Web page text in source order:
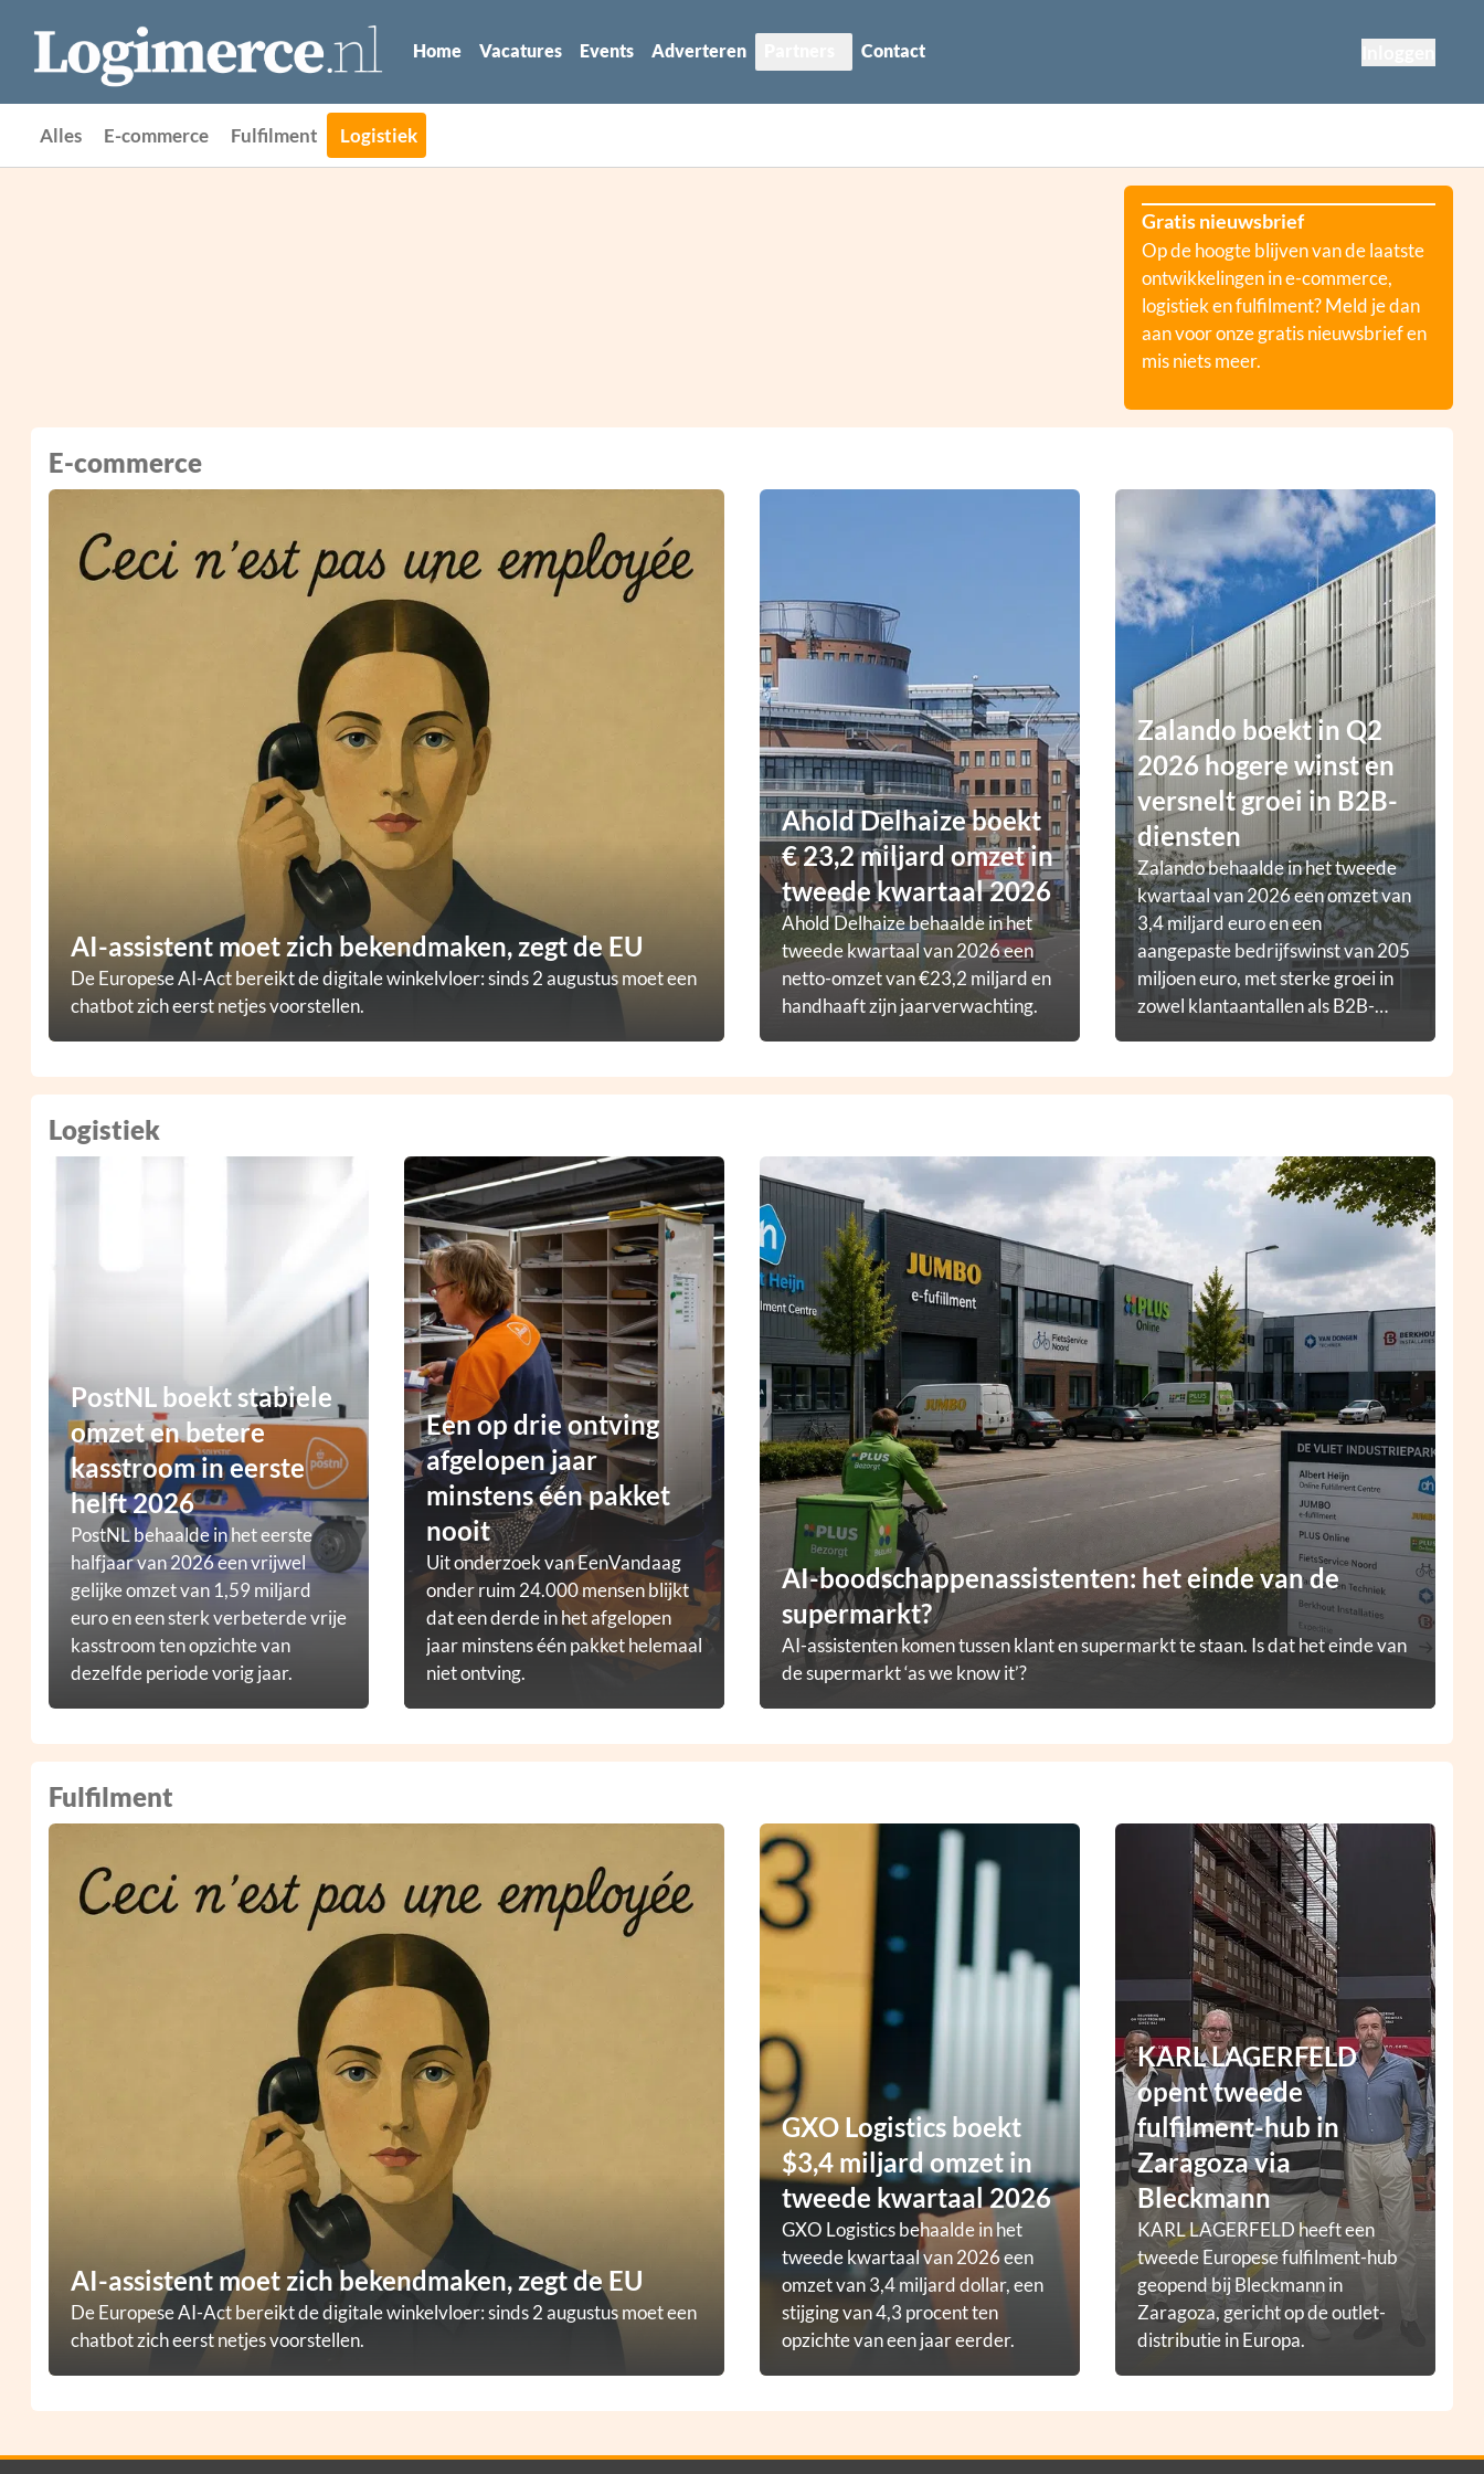
Home Vacatures Events Adverteren Contact
Alles E-commerce Fulfilment Logistiek
Gratis nieuwsbrief
Op de hoogte blijven van de laatste
ontwikkelingen in e-commerce,
logistiek en fulfilment? Meld je dan
aan voor onze gratis nieuwsbrief en
mis niets meer.
E-commerce
AI-assistent moet zich bekendmaken, zegt de EU
De Europese AI-Act bereikt de digitale winkelvloer: sinds 2 augustus moet een
chatbot zich eerst netjes voorstellen.
Ahold Delhaize boekt
€ 23,2 miljard omzet in
tweede kwartaal 2026
Ahold Delhaize behaalde in het
tweede kwartaal van 2026 een
netto-omzet van €23,2 miljard en
handhaaft zijn jaarverwachting.
Zalando boekt in Q2
2026 hogere winst en
versnelt groei in B2B-
diensten
Zalando behaalde in het tweede
kwartaal van 2026 een omzet van
3,4 miljard euro en een
aangepaste bedrijfswinst van 205
miljoen euro, met sterke groei in
zowel klantaantallen als B2B-
Logistiek
AI-boodschappenassistenten: het einde van de
supermarkt?
AI-assistenten komen tussen klant en supermarkt te staan. Is dat het einde van
de supermarkt ‘as we know it’?
PostNL boekt stabiele
omzet en betere
kasstroom in eerste
helft 2026
PostNL behaalde in het eerste
halfjaar van 2026 een vrijwel
gelijke omzet van 1,59 miljard
euro en een sterk verbeterde vrije
kasstroom ten opzichte van
dezelfde periode vorig jaar.
Een op drie ontving
afgelopen jaar
minstens één pakket
nooit
Uit onderzoek van EenVandaag
onder ruim 24.000 mensen blijkt
dat een derde in het afgelopen
jaar minstens één pakket helemaal
niet ontving.
Fulfilment
AI-assistent moet zich bekendmaken, zegt de EU
De Europese AI-Act bereikt de digitale winkelvloer: sinds 2 augustus moet een
chatbot zich eerst netjes voorstellen.
GXO Logistics boekt
$3,4 miljard omzet in
tweede kwartaal 2026
GXO Logistics behaalde in het
tweede kwartaal van 2026 een
omzet van 3,4 miljard dollar, een
stijging van 4,3 procent ten
opzichte van een jaar eerder.
KARL LAGERFELD
opent tweede
fulfilment-hub in
Zaragoza via
Bleckmann
KARL LAGERFELD heeft een
tweede Europese fulfilment-hub
geopend bij Bleckmann in
Zaragoza, gericht op de outlet-
distributie in Europa.